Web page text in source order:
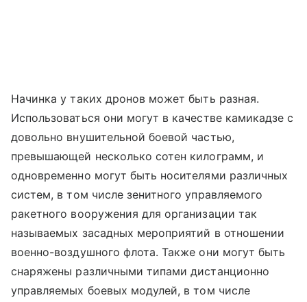
Начинка у таких дронов может быть разная.
Использоваться они могут в качестве камикадзе с
довольно внушительной боевой частью,
превышающей несколько сотен килограмм, и
одновременно могут быть носителями различных
систем, в том числе зенитного управляемого
ракетного вооружения для организации так
называемых засадных мероприятий в отношении
военно-воздушного флота. Также они могут быть
снаряжены различными типами дистанционно
управляемых боевых модулей, в том числе